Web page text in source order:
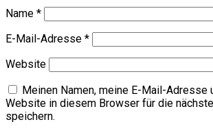
Name *
E-Mail-Adresse *
Website
Meinen Namen, meine E-Mail-Adresse
Website in diesem Browser für die
speichern.